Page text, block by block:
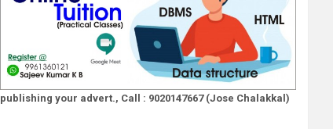
publishing your advert., Call : 9020147667 (Jose Chalakkal)